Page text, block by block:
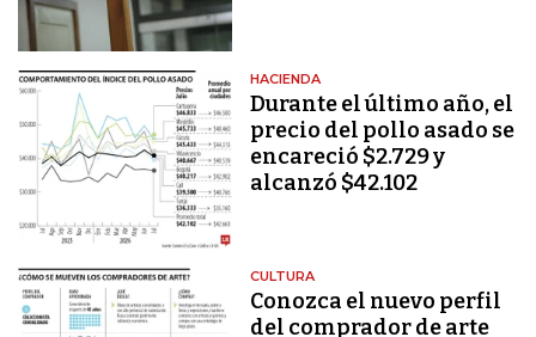
HACIENDA
Durante el último año, el
precio del pollo asado se
encareció $2.729 y
alcanzó $42.102
CULTURA
Conozca el nuevo perfil
del comprador de arte